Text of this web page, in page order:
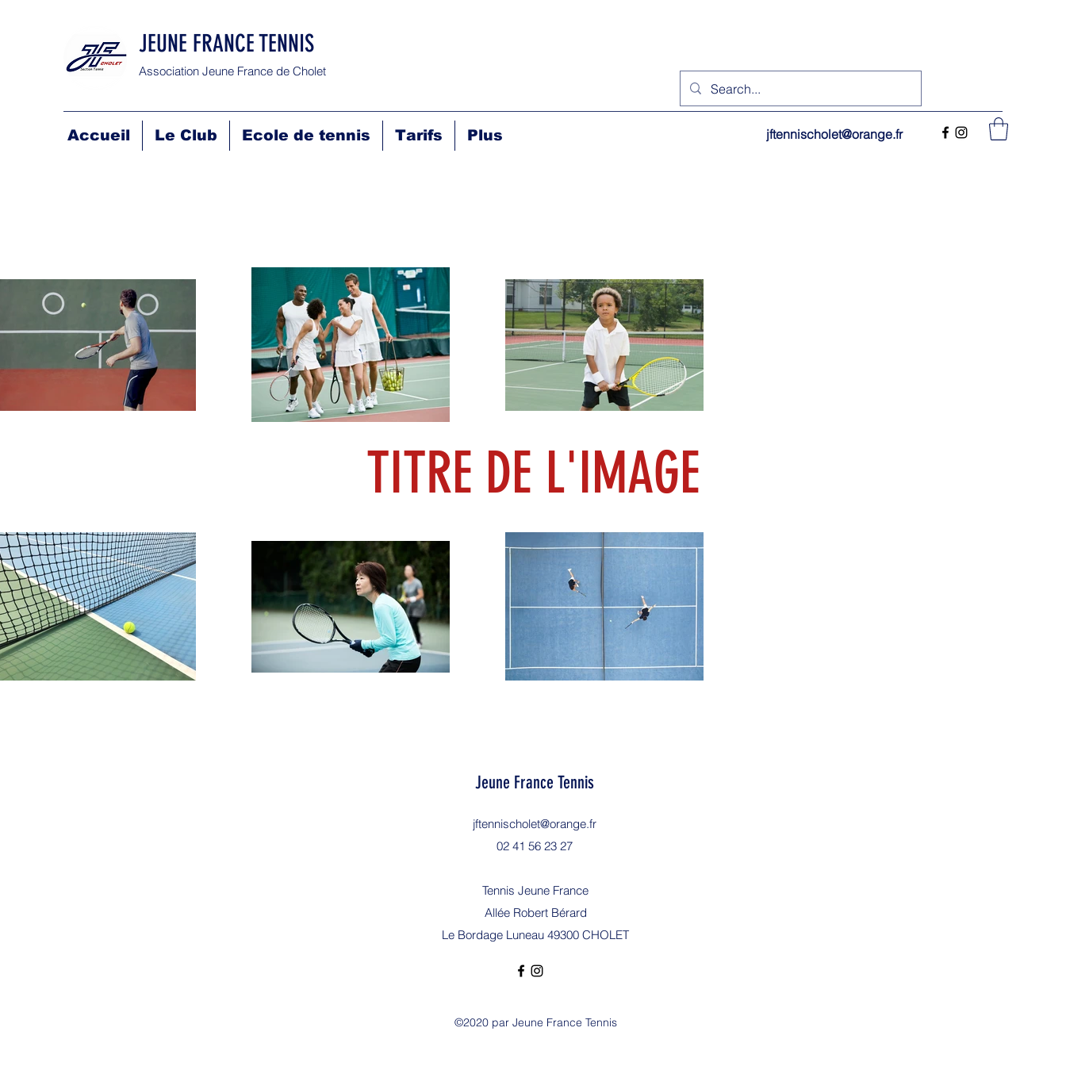
JEUNE FRANCE TENNIS
Association Jeune France de Cholet
Accueil Le Club Ecole de tennis Tarifs Plus jftennischolet@orange.fr
TITRE DE L'IMAGE
Jeune France Tennis
jftennischolet@orange.fr
02 41 56 23 27
Tennis Jeune France
Allée Robert Bérard
Le Bordage Luneau 49300 CHOLET
©2020 par Jeune France Tennis